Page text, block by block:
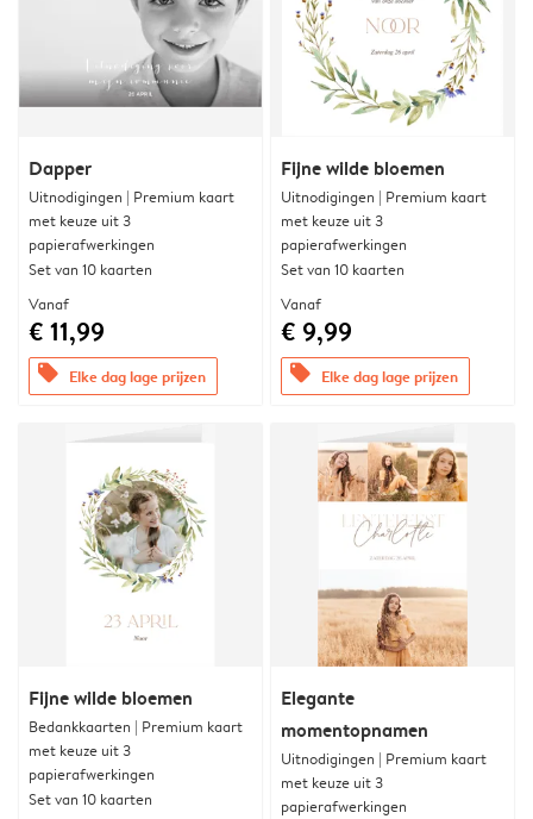
Dapper
Uitnodigingen | Premium kaart
met keuze uit 3
papierafwerkingen
Set van 10 kaarten
Vanaf
€ 11,99
offers Elke dag lage prijzen
Fijne wilde bloemen
Uitnodigingen | Premium kaart
met keuze uit 3
papierafwerkingen
Set van 10 kaarten
Vanaf
€ 9,99
offers Elke dag lage prijzen
Fijne wilde bloemen
Bedankkaarten | Premium kaart
met keuze uit 3
papierafwerkingen
Set van 10 kaarten
Elegante
momentopnamen
Uitnodigingen | Premium kaart
met keuze uit 3
papierafwerkingen